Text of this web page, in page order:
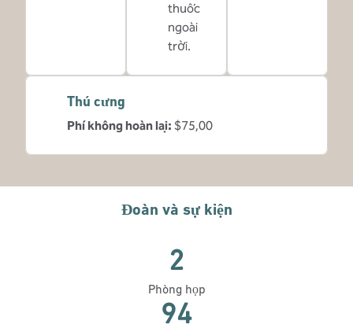
thuốc
ngoài
trời.
Thú cưng
Phí không hoàn lại: $75,00
Đoàn và sự kiện
2
Phòng họp
94